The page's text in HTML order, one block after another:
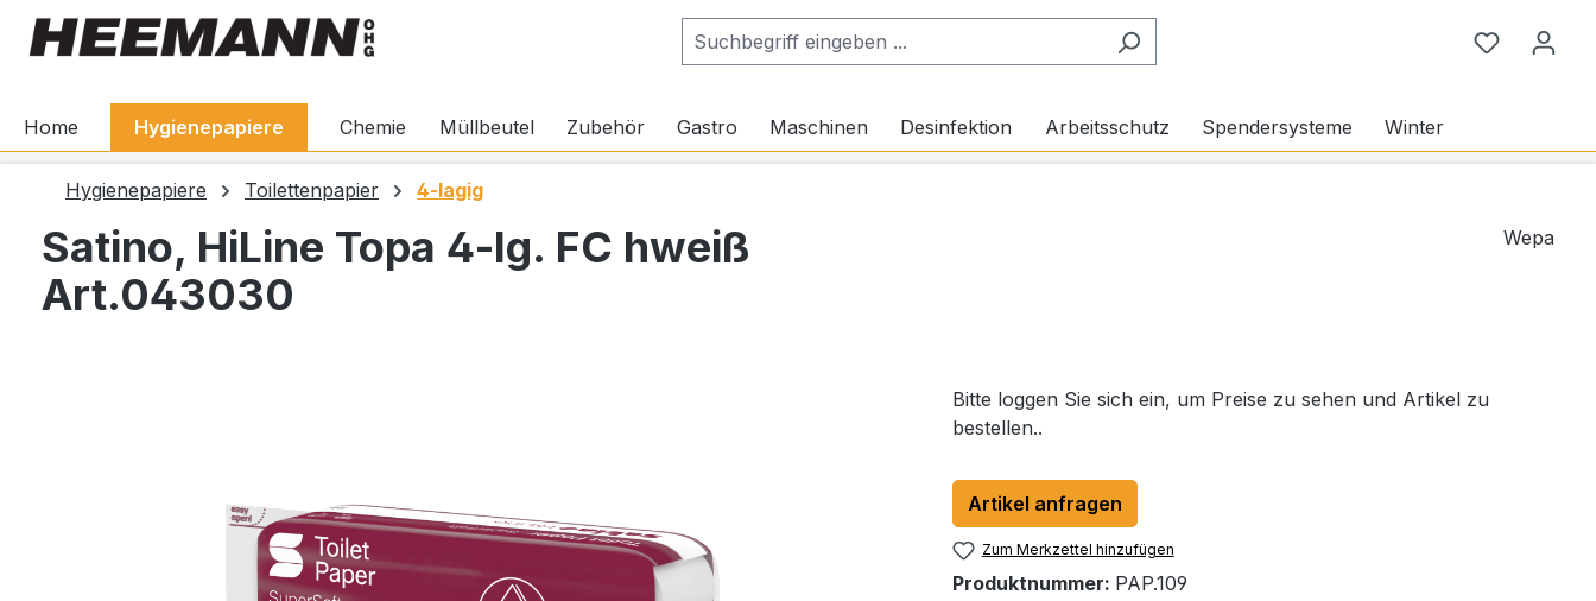
Zur Hauptnavigation springen
Du hast 0
Home Hygienepapiere Chemie Müllbeutel Zubehör Gastro Maschinen Desinfektion Arbeitsschutz Spendersysteme Winter
Hygienepapiere Toilettenpapier 4-lagig
Satino, HiLine Topa 4-lg. FC hweiß
Art.043030
Wepa
Bitte loggen Sie sich ein, um Preise zu sehen und Artikel zu
bestellen..
Artikel anfragen
Zum Merkzettel hinzufügen
Produktnummer: PAP.109